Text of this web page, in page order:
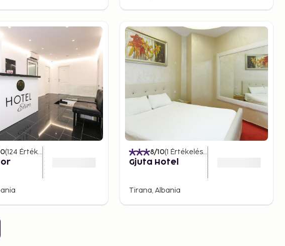
(124 Értékelések 8/10(1 Értékelések
Gjuta Hotel
Tirana, Albania